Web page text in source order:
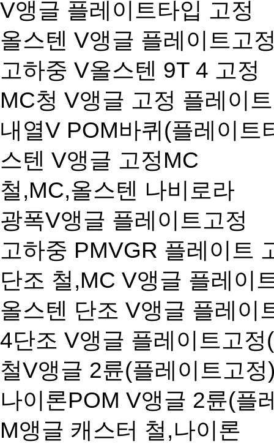
V앵글 플레이트타입 고정
올스텐 V앵글 플레이트고
고하중 V올스텐 9T 4 고정
MC청 V앵글 고정 플레이
내열V POM바퀴(플레이트
스텐 V앵글 고정MC
철,MC,올스텐 나비로라
광폭V앵글 플레이트고정
고하중 PMVGR 플레이트
단조 철,MC V앵글 플레이
올스텐 단조 V앵글 플레이
4단조 V앵글 플레이트고정
철V앵글 2륜(플레이트고정
나이론POM V앵글 2륜(플
M앵글 캐스터 철,나이론